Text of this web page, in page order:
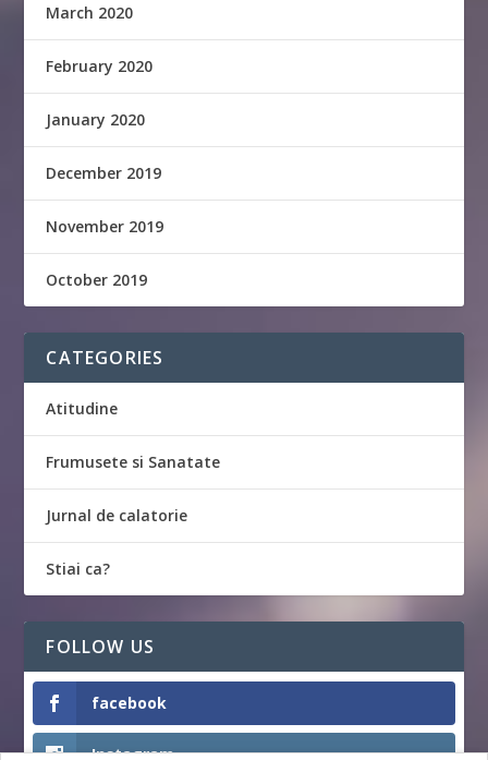
March 2020
February 2020
January 2020
December 2019
November 2019
October 2019
CATEGORIES
Atitudine
Frumusete si Sanatate
Jurnal de calatorie
Stiai ca?
FOLLOW US
facebook
Instagram